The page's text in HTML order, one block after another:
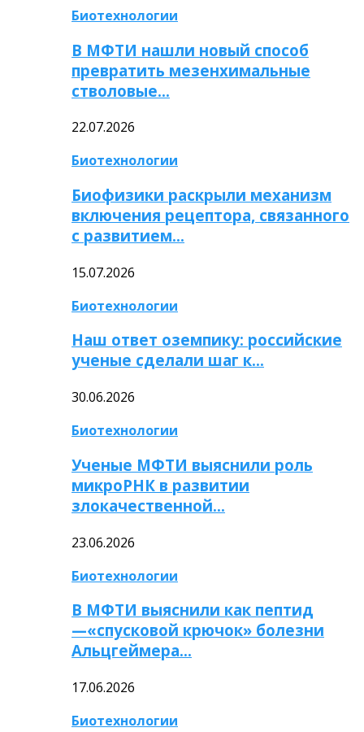
Биотехнологии
В МФТИ нашли новый способ
превратить мезенхимальные
стволовые…
22.07.2026
Биотехнологии
Биофизики раскрыли механизм
включения рецептора, связанного
с развитием…
15.07.2026
Биотехнологии
Наш ответ оземпику: российские
ученые сделали шаг к…
30.06.2026
Биотехнологии
Ученые МФТИ выяснили роль
микроРНК в развитии
злокачественной…
23.06.2026
Биотехнологии
В МФТИ выяснили как пептид
—«спусковой крючок» болезни
Альцгеймера…
17.06.2026
Биотехнологии